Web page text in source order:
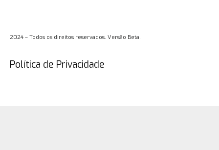
2024 – Todos os direitos reservados. Versão Beta.
Política de Privacidade